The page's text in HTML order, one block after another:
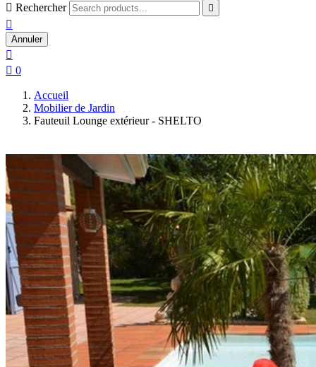
 Rechercher 

Annuler

 0
Accueil
Mobilier de Jardin
Fauteuil Lounge extérieur - SHELTO